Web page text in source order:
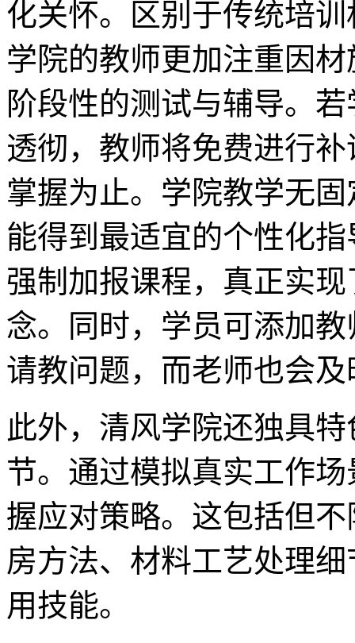
化关怀。区别于传统培
学院的教师更加注重因
阶段性的测试与辅导。
透彻，教师将免费进行
掌握为止。学院教学无
能得到最适宜的个性化
强制加报课程，真正实
念。同时，学员可添加
请教问题，而老师也会
此外，清风学院还独具
节。通过模拟真实工作
握应对策略。这包括但
房方法、材料工艺处理
用技能。